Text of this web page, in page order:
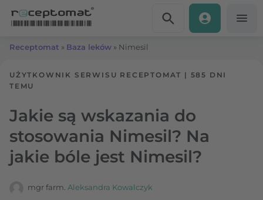
Receptomat » Baza leków » Nimesil
UŻYTKOWNIK SERWISU RECEPTOMAT | 585 DNI
TEMU
Jakie są wskazania do
stosowania Nimesil? Na
jakie bóle jest Nimesil?
mgr farm. Aleksandra Kowalczyk